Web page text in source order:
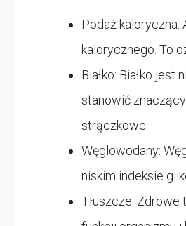
Podaż kaloryczna:
kalorycznego. To
Białko: Białko
stanowić znaczący
strączkowe.
Węglowodany:
niskim indeksie
Tłuszcze: Zdrowe